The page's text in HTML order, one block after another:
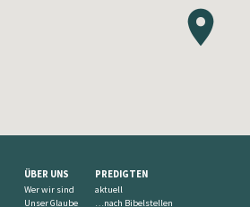
ÜBER UNS
Wer wir sind
Unser Glaube
PREDIGTEN
aktuell
…nach Bibelstellen